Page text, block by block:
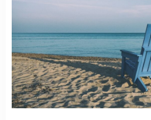
100
Check-in
Check-out